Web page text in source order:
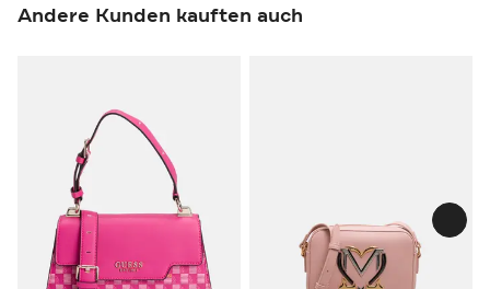
Andere Kunden kauften auch